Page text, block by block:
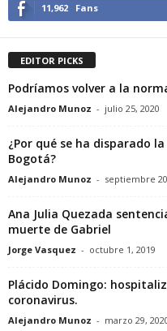
11,962 Fans
EDITOR PICKS
Podríamos volver a la
Alejandro Munoz - julio 25, 2020
¿Por qué se ha disparado
Bogotá?
Alejandro Munoz - septiembre
Ana Julia Quezada
muerte de Gabriel
Jorge Vasquez - octubre 1, 2019
Plácido Domingo:
coronavirus.
Alejandro Munoz - marzo 29,